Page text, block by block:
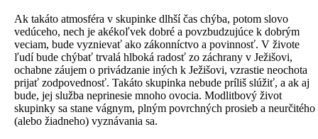
Ak takáto atmosféra v skupinke dlhší čas chýba, potom slovo
vedúceho, nech je akékoľvek dobré a povzbudzujúce k dobrým
veciam, bude vyznievať ako zákonníctvo a povinnosť. V živote
ľudí bude chýbať trvalá hlboká radosť zo záchrany v Ježišovi,
ochabne záujem o privádzanie iných k Ježišovi, vzrastie neochota
prijať zodpovednosť. Takáto skupinka nebude príliš slúžiť, a ak aj
bude, jej služba neprinesie mnoho ovocia. Modlitbový život
skupinky sa stane vágnym, plným povrchných prosieb a neurčitého
(alebo žiadneho) vyznávania sa.